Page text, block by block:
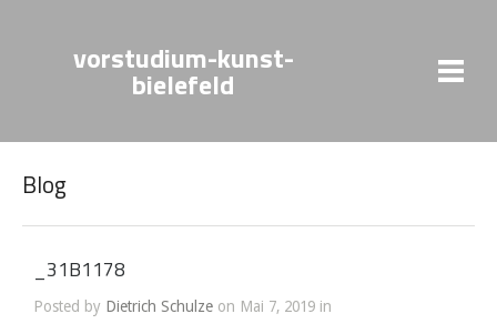
vorstudium-kunst-
bielefeld
Blog
_31B1178
Posted by Dietrich Schulze on Mai 7, 2019 in